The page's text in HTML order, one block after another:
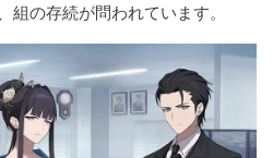
組の存続が問われています。